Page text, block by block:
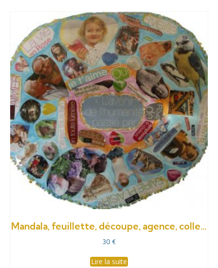
Mandala, feuillette, découpe, agence, colle…
30 €
Lire la suite